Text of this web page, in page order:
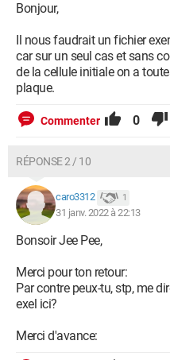
Bonjour,
Il nous faudrait un fichier
car sur un seul cas et sans
de la cellule initiale on a
plaque.
Commenter 0
RÉPONSE 2 / 10
caro3312 1
31 janv. 2022 à 22:13
Bonsoir Jee Pee,
Merci pour ton retour:
Par contre peux-tu, stp, me
exel ici?
Merci d'avance: